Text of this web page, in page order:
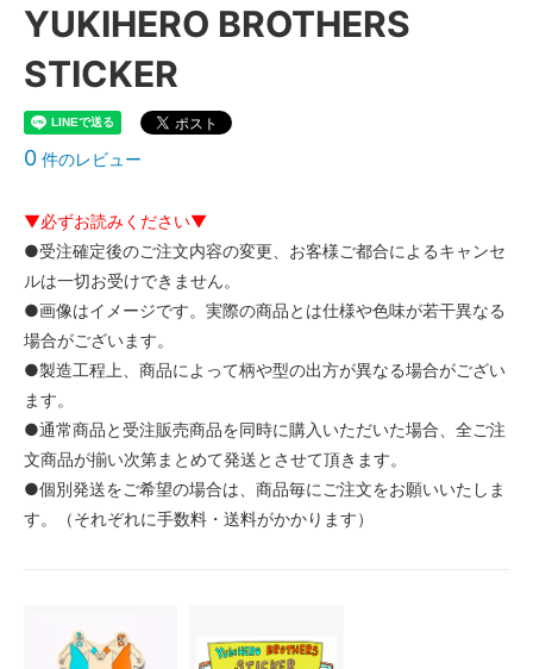
YUKIHERO BROTHERS
STICKER
0 件のレビュー
▼必ずお読みください▼
●受注確定後のご注文内容の変更、お客様ご都合によるキャンセ
ルは一切お受けできません。
●画像はイメージです。実際の商品とは仕様や色味が若干異なる
場合がございます。
●製造工程上、商品によって柄や型の出方が異なる場合がござい
ます。
●通常商品と受注販売商品を同時に購入いただいた場合、全ご注
文商品が揃い次第まとめて発送とさせて頂きます。
●個別発送をご希望の場合は、商品毎にご注文をお願いいたしま
す。（それぞれに手数料・送料がかかります）